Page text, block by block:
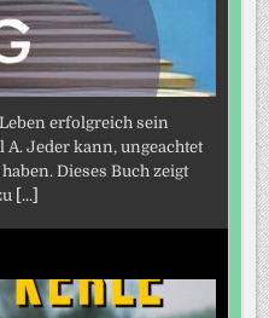
erfolgreich sein
Jeder kann, ungeachtet
Dieses Buch zeigt
[...]